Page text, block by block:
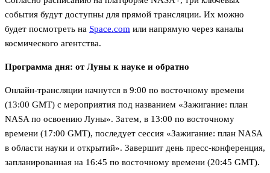
события будут доступны для прямой трансляции. Их можно
будет посмотреть на Space.com или напрямую через каналы
космического агентства.
Программа дня: от Луны к науке и обратно
Онлайн-трансляции начнутся в 9:00 по восточному времени
(13:00 GMT) с мероприятия под названием «Зажигание: план
NASA по освоению Луны». Затем, в 13:00 по восточному
времени (17:00 GMT), последует сессия «Зажигание: план NASA
в области науки и открытий». Завершит день пресс-конференция,
запланированная на 16:45 по восточному времени (20:45 GMT).